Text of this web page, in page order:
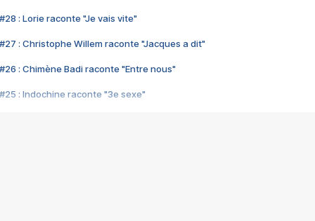
#28 : Lorie raconte "Je vais vite"
#27 : Christophe Willem raconte "Jacques a dit"
#26 : Chimène Badi raconte "Entre nous"
#25 : Indochine raconte "3e sexe"